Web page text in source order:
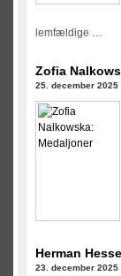
lemfældige …
Zofia
25. december 2025
Herman
23. december 2025